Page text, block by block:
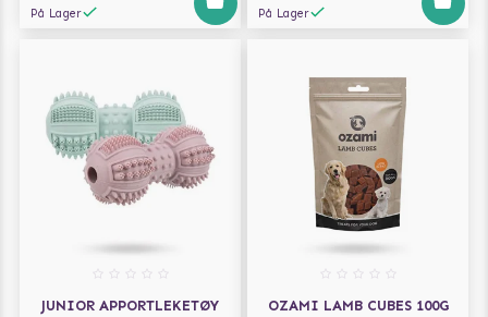
På Lager På Lager
JUNIOR APPORTLEKETØY
OZAMI LAMB CUBES 100G